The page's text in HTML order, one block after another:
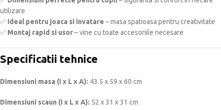
utilizare
✅ Ideal pentru joaca si invatare – masa spatioasa pentru creativitate
✅ Montaj rapid si usor– vine cu toate accesoriile necesare
Specificatii tehnice
Dimensiuni masa (I x L x A): 43.5 x 59 x 60 cm
Dimensiuni scaun (I x L x A): 52 x 31 x 31 cm